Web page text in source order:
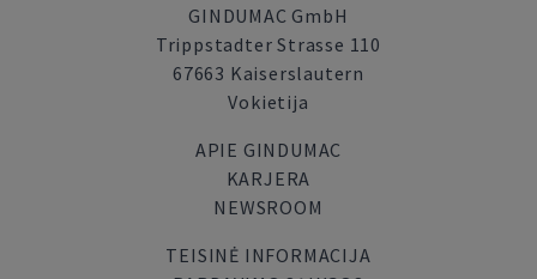
GINDUMAC GmbH
Trippstadter Strasse 110
67663 Kaiserslautern
Vokietija
APIE GINDUMAC
KARJERA
NEWSROOM
TEISINĖ INFORMACIJA